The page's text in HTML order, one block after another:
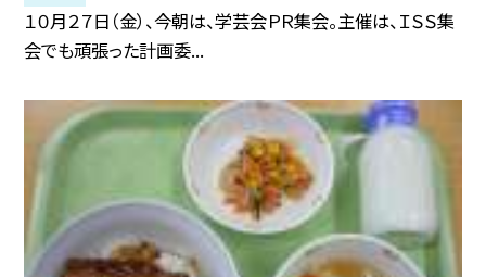
１０月２７日（金）、今朝は、学芸会ＰＲ集会。主催は、ＩＳＳ集
会でも頑張った計画委...